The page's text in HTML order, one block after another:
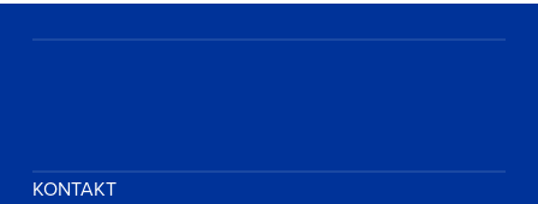
KONTAKT